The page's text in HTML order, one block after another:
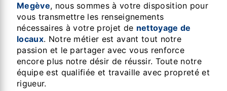
Megève, nous sommes à votre disposition pour
vous transmettre les renseignements
nécessaires à votre projet de nettoyage de
locaux. Notre métier est avant tout notre
passion et le partager avec vous renforce
encore plus notre désir de réussir. Toute notre
équipe est qualifiée et travaille avec propreté et
rigueur.